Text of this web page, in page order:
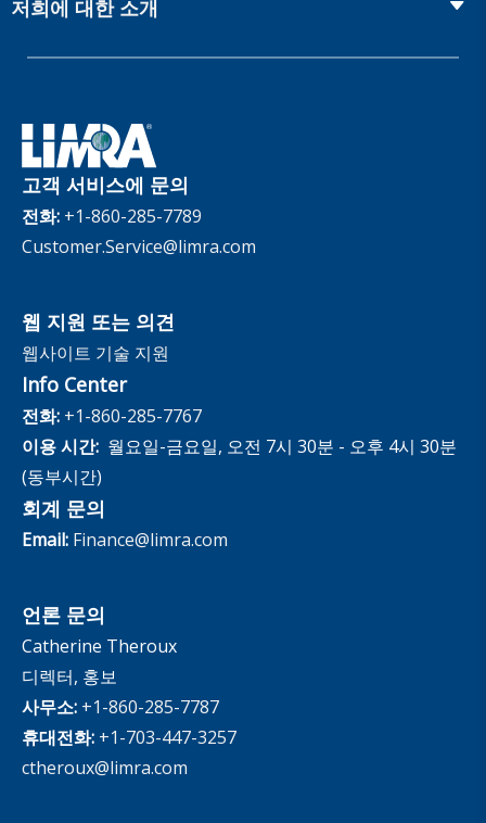
Annual Research Agenda
Benchmarks
Experience Studies
InfoCenter
Retirement Income Resources
Committees and Study Groups
Publications and Podcasts
저희에 대한 소개
관리체계
Careers
The InfoCenter
고객 서비스에 문의
전화: +1-860-285-7789
Customer.Service@limra.com
웹 지원 또는 의견
웹사이트 기술 지원
Info Center
전화: +1-860-285-7767
이용 시간: 월요일-금요일, 오전 7시 30분 - 오후 4시 30분
(동부시간)
회계 문의
Email: Finance@limra.com
언론 문의
Catherine Theroux
디렉터, 홍보
사무소: +1-860-285-7787
휴대전화: +1-703-447-3257
ctheroux@limra.com